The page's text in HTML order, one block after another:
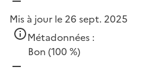
Mis à jour le 26 sept. 2025
Métadonnées :
Bon (100 %)